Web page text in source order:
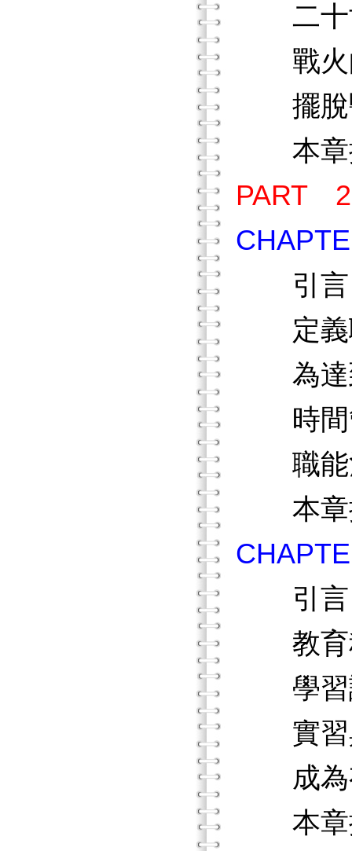
二十
戰火的
擺脫
本章
PART
引言
定義
為達到
時間
職能
本章
引言
教育
學習
實習
成為有
本章